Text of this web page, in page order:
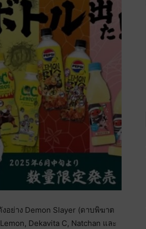
อย่าง Demon Slayer (ดาบพิฆาต
Dekavita C, Natchan และ